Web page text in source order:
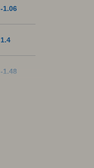
-1.06
1.4
-1.48